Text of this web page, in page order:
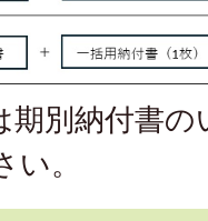
別納付書
。